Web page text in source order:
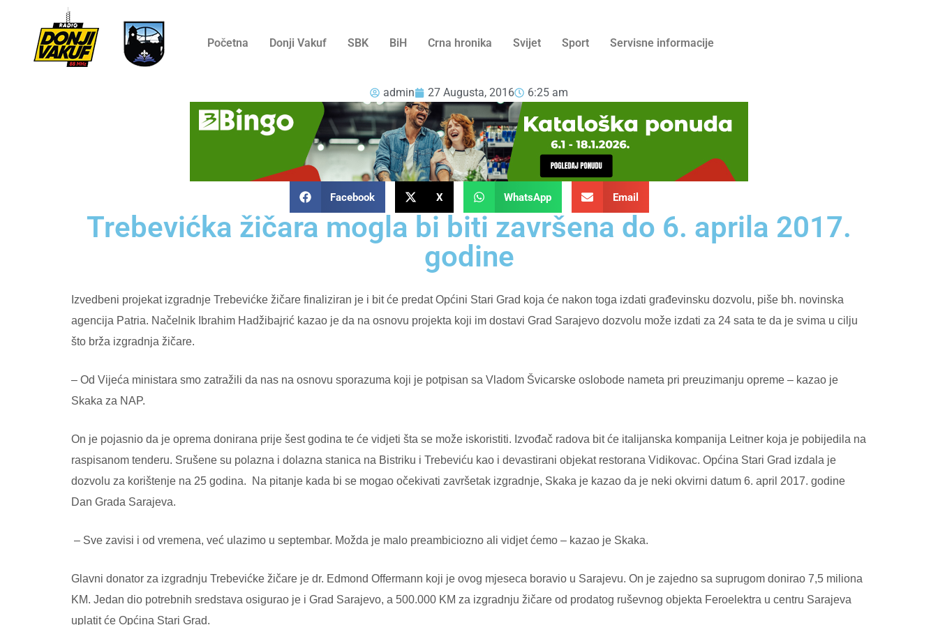
Početna Donji Vakuf SBK BiH Crna hronika Svijet Sport Servisne informacije
admin 27 Augusta, 2016 6:25 am
Facebook X WhatsApp Email
Trebevićka žičara mogla bi biti završena do 6. aprila 2017.
godine
Izvedbeni projekat izgradnje Trebevićke žičare finaliziran je i bit će predat Općini Stari Grad koja će nakon toga izdati građevinsku dozvolu, piše bh. novinska
agencija Patria. Načelnik Ibrahim Hadžibajrić kazao je da na osnovu projekta koji im dostavi Grad Sarajevo dozvolu može izdati za 24 sata te da je svima u cilju
što brža izgradnja žičare.
– Od Vijeća ministara smo zatražili da nas na osnovu sporazuma koji je potpisan sa Vladom Švicarske oslobode nameta pri preuzimanju opreme – kazao je
Skaka za NAP.
On je pojasnio da je oprema donirana prije šest godina te će vidjeti šta se može iskoristiti. Izvođač radova bit će italijanska kompanija Leitner koja je pobijedila na
raspisanom tenderu. Srušene su polazna i dolazna stanica na Bistriku i Trebeviću kao i devastirani objekat restorana Vidikovac. Općina Stari Grad izdala je
dozvolu za korištenje na 25 godina.
Na pitanje kada bi se mogao očekivati završetak izgradnje, Skaka je kazao da je neki okvirni datum 6. april 2017. godine
Dan Grada Sarajeva.
– Sve zavisi i od vremena, već ulazimo u septembar. Možda je malo preambiciozno ali vidjet ćemo – kazao je Skaka.
Glavni donator za izgradnju Trebevićke žičare je dr. Edmond Offermann koji je ovog mjeseca boravio u Sarajevu. On je zajedno sa suprugom donirao 7,5 miliona
KM. Jedan dio potrebnih sredstava osigurao je i Grad Sarajevo, a 500.000 KM za izgradnju žičare od prodatog ruševnog objekta Feroelektra u centru Sarajeva
uplatit će Općina Stari Grad.